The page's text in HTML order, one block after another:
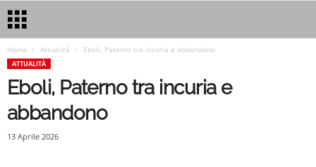
Home Attualità Eboli, Paterno tra incuria e abbandono
ATTUALITÀ
Eboli, Paterno tra incuria e
abbandono
13 Aprile 2026